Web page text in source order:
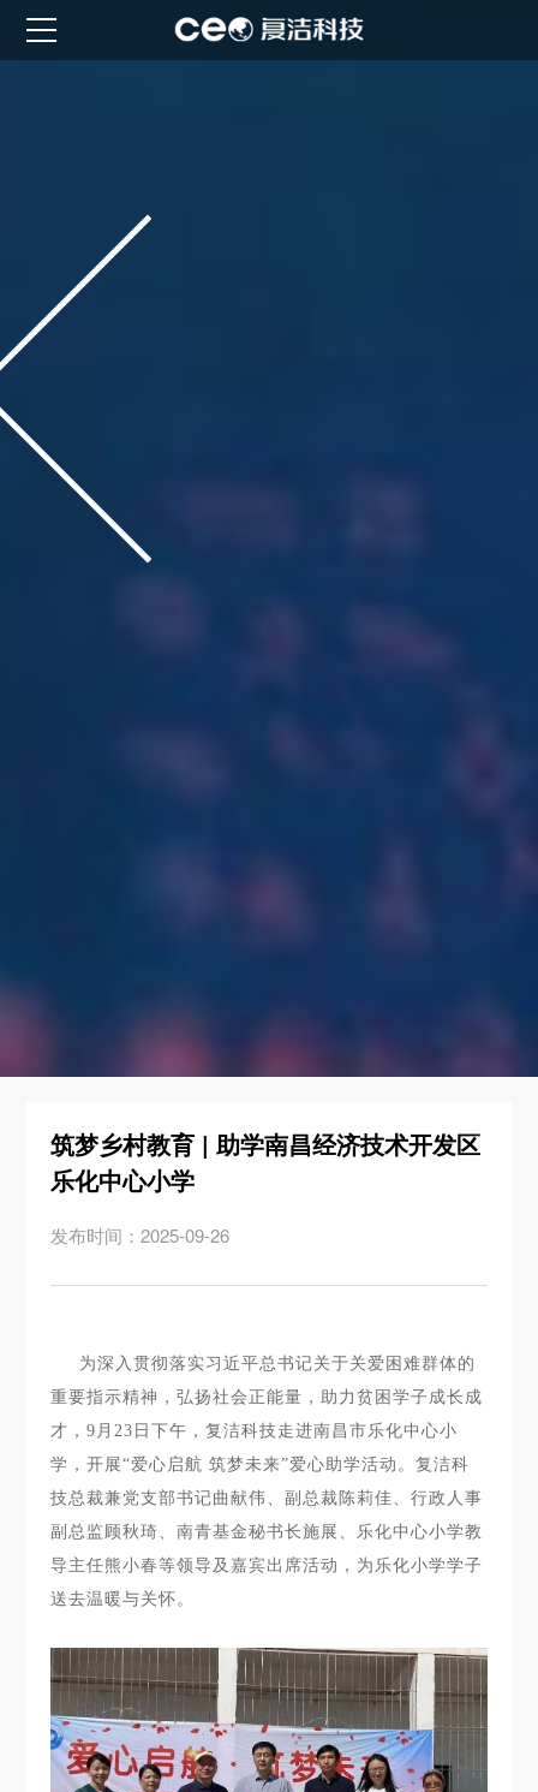
筑梦乡村教育 | 助学南昌经济技术开发区
乐化中心小学
发布时间：2025-09-26
为深入贯彻落实习近平总书记关于关爱困难群体的
重要指示精神，弘扬社会正能量，助力贫困学子成长成
才，9月23日下午，复洁科技走进南昌市乐化中心小
学，开展“爱心启航 筑梦未来”爱心助学活动。复洁科
技总裁兼党支部书记曲献伟、副总裁陈莉佳、行政人事
副总监顾秋琦、南青基金秘书长施展、乐化中心小学教
导主任熊小春等领导及嘉宾出席活动，为乐化小学学子
送去温暖与关怀。